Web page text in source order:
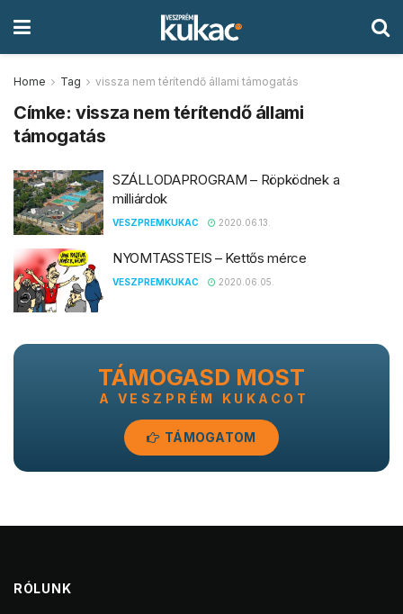
Home Tag vissza nem térítendő állami támogatás
Címke:vissza nem térítendő állami
támogatás
SZÁLLODAPROGRAM – Röpködnek a
milliárdok
VESZPREMKUKAC 2020.06.13.
NYOMTASSTEIS – Kettős mérce
VESZPREMKUKAC 2020.06.05.
TÁMOGASD MOST
A VESZPRÉM KUKACOT
TÁMOGATOM
RÓLUNK